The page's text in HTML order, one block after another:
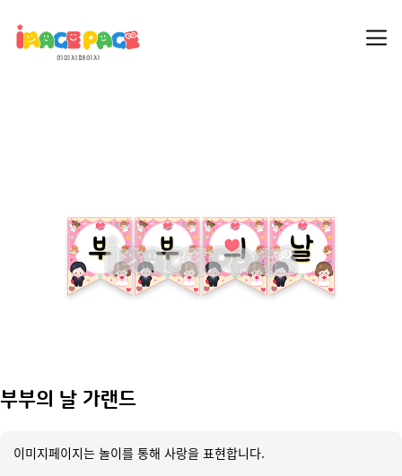
부부의 날 가랜드
이미지페이지는 놀이를 통해 사랑을 표현합니다.